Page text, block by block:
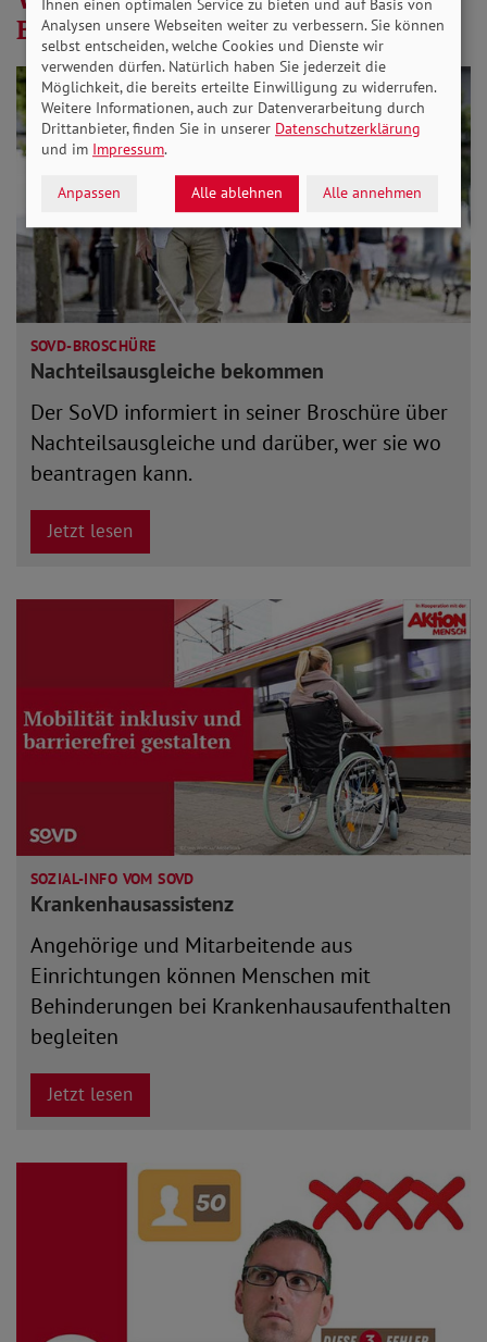
Behinderung
SOVD-BROSCHÜRE
Nachteilsausgleiche bekommen
Der SoVD informiert in seiner Broschüre über
Nachteilsausgleiche und darüber, wer sie wo
beantragen kann.
Jetzt lesen
SOZIAL-INFO VOM SOVD
Krankenhausassistenz
Angehörige und Mitarbeitende aus
Einrichtungen können Menschen mit
Behinderungen bei Krankenhausaufenthalten
begleiten
Jetzt lesen
Ihnen einen optimalen Service zu bieten und auf Basis von
Analysen unsere Webseiten weiter zu verbessern. Sie können
selbst entscheiden, welche Cookies und Dienste wir
verwenden dürfen. Natürlich haben Sie jederzeit die
Möglichkeit, die bereits erteilte Einwilligung zu widerrufen.
Weitere Informationen, auch zur Datenverarbeitung durch
Drittanbieter, finden Sie in unserer Datenschutzerklärung
und im Impressum.
Anpassen Alle ablehnen Alle annehmen